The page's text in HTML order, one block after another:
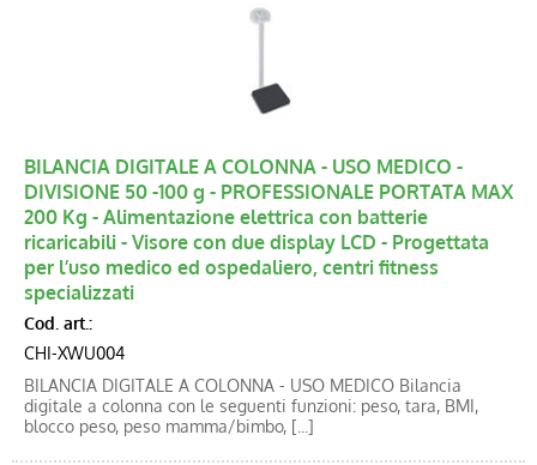
BILANCIA DIGITALE A COLONNA - USO MEDICO -
DIVISIONE 50 -100 g - PROFESSIONALE PORTATA MAX
200 Kg - Alimentazione elettrica con batterie
ricaricabili - Visore con due display LCD - Progettata
per l’uso medico ed ospedaliero, centri fitness
specializzati
Cod. art.:
CHI-XWU004
BILANCIA DIGITALE A COLONNA - USO MEDICO Bilancia
digitale a colonna con le seguenti funzioni: peso, tara, BMI,
blocco peso, peso mamma/bimbo, [...]